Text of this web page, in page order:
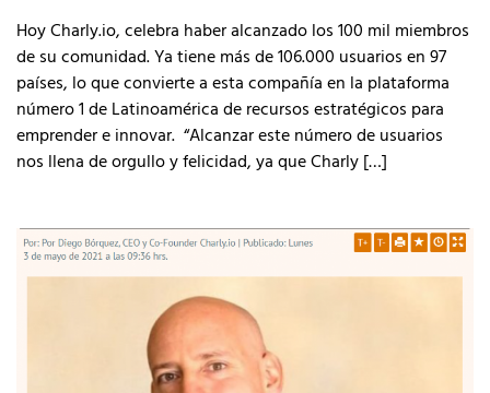
Hoy Charly.io, celebra haber alcanzado los 100 mil miembros
de su comunidad. Ya tiene más de 106.000 usuarios en 97
países, lo que convierte a esta compañía en la plataforma
número 1 de Latinoamérica de recursos estratégicos para
emprender e innovar. “Alcanzar este número de usuarios
nos llena de orgullo y felicidad, ya que Charly […]